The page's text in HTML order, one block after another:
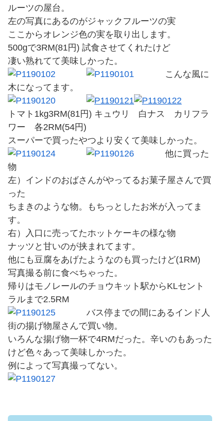
ルーツの屋台。
左の写真にあるのがジャックフルーツの実
ここからオレンジ色の実を取り出します。
500gで3RM(81円) 試食させてくれたけど
凄い熟れてて美味しかった。
こんな風に
木になってます。
トマト1kg3RM(81円) キュウリ 白ナス カリフラ
ワー 各2RM(54円)
スーパーで買ったやつより安くて美味しかった。
他に買った
物
左）インドのおばさんがやってるお菓子屋さんで買
った
ちまきのような物。もちっとしたお米が入ってま
す。
右）入口に売ってたホットケーキの様な物
ナッツと甘いのが挟まれてます。
他にも豆腐をあげたようなのも買ったけど(1RM)
写真撮る前に食べちゃった。
帰りはモノレールのチョウキット駅からKLセント
ラルまで2.5RM
バス停までの間にあるインド人
街の揚げ物屋さんで買い物。
いろんな揚げ物一杯で4RMだった。辛いのもあった
けど色々あって美味しかった。
例によって写真撮ってない。